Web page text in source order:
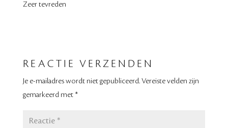
Zeer tevreden
REACTIE VERZENDEN
Je e-mailadres wordt niet gepubliceerd. Vereiste velden zijn
gemarkeerd met *